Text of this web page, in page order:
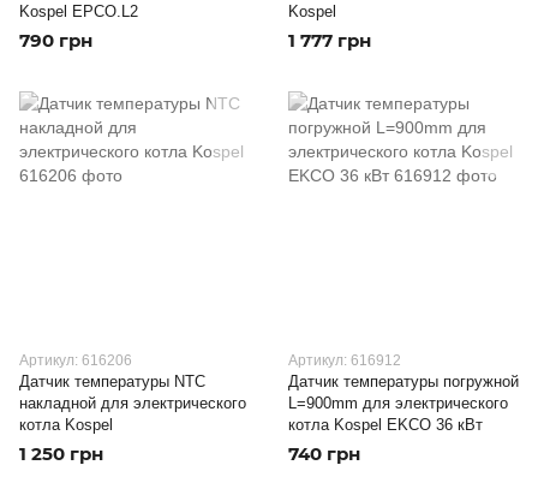
Kospel EPCO.L2
790 грн
Kospel
1 777 грн
Артикул: 616206
Датчик температуры NTC
накладной для электрического
котла Kospel
1 250 грн
Артикул: 616912
Датчик температуры погружной
L=900mm для электрического
котла Kospel EKCO 36 кВт
740 грн